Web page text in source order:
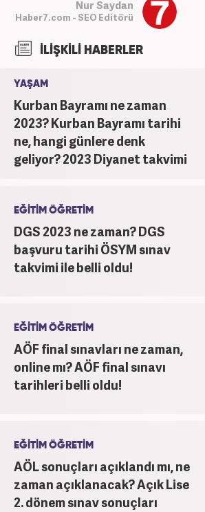
Nur Saydan
Haber7.com - SEO Editörü
İLİŞKİLİ HABERLER
YAŞAM
Kurban Bayramı ne zaman
2023? Kurban Bayramı tarihi
ne, hangi günlere denk
geliyor? 2023 Diyanet takvimi
EĞİTİM ÖĞRETİM
DGS 2023 ne zaman? DGS
başvuru tarihi ÖSYM sınav
takvimi ile belli oldu!
EĞİTİM ÖĞRETİM
AÖF final sınavları ne zaman,
online mı? AÖF final sınavı
tarihleri belli oldu!
EĞİTİM ÖĞRETİM
AÖL sonuçları açıklandı mı, ne
zaman açıklanacak? Açık Lise
2. dönem sınav sonuçları